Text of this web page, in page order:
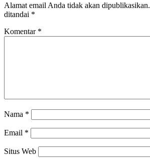
Alamat email Anda tidak akan dipublikasikan.
ditandai *
Komentar *
Nama *
Email *
Situs Web